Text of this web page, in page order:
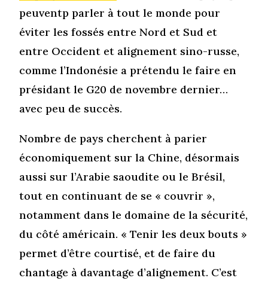
peuventp parler à tout le monde pour
éviter les fossés entre Nord et Sud et
entre Occident et alignement sino-russe,
comme l’Indonésie a prétendu le faire en
présidant le G20 de novembre dernier…
avec peu de succès.
Nombre de pays cherchent à parier
économiquement sur la Chine, désormais
aussi sur l’Arabie saoudite ou le Brésil,
tout en continuant de se « couvrir »,
notamment dans le domaine de la sécurité,
du côté américain. « Tenir les deux bouts »
permet d’être courtisé, et de faire du
chantage à davantage d’alignement. C’est